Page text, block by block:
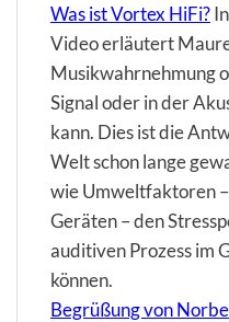
Was ist Vortex HiFi?
Video erläutert
Musikwahrnehmung
Signal oder in der
kann. Dies ist die
Welt schon lange
wie Umweltfaktoren
Geräten – den
auditiven Prozess im
können.
Begrüßung von